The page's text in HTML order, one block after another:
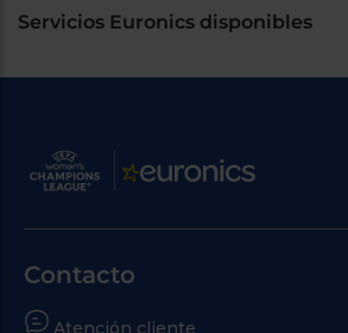
Servicios Euronics disponibles
Contacto
Atención cliente